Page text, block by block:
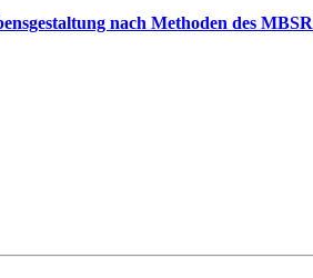
nach Methoden des MBSR